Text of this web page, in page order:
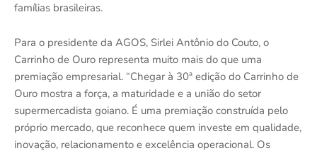
famílias brasileiras.
Para o presidente da AGOS, Sirlei Antônio do Couto, o
Carrinho de Ouro representa muito mais do que uma
premiação empresarial. “Chegar à 30ª edição do Carrinho de
Ouro mostra a força, a maturidade e a união do setor
supermercadista goiano. É uma premiação construída pelo
próprio mercado, que reconhece quem investe em qualidade,
inovação, relacionamento e excelência operacional. Os